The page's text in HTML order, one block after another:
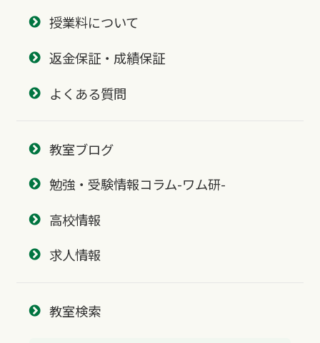
授業料について
返金保証・成績保証
よくある質問
教室ブログ
勉強・受験情報コラム-ワム研-
高校情報
求人情報
教室検索